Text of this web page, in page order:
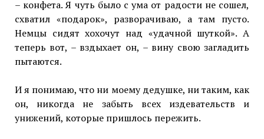
– конфета. Я чуть было с ума от радости не сошел,
схватил «подарок», разворачиваю, а там пусто.
Немцы сидят хохочут над «удачной шуткой». А
теперь вот, – вздыхает он, – вину свою загладить
пытаются.
И я понимаю, что ни моему дедушке, ни таким, как
он, никогда не забыть всех издевательств и
унижений, которые пришлось пережить.